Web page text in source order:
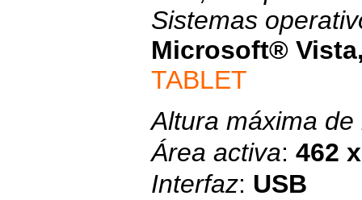
Sistemas
Microsoft®
TABLET
Altura máxima de
Área activa: 462
Interfaz: USB